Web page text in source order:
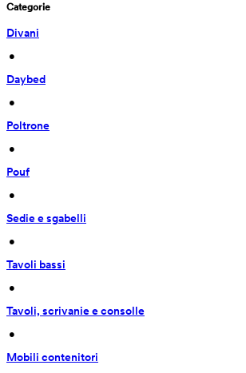
Categorie
Divani
•
Daybed
•
Poltrone
•
Pouf
•
Sedie e sgabelli
•
Tavoli bassi
•
Tavoli, scrivanie e consolle
•
Mobili contenitori